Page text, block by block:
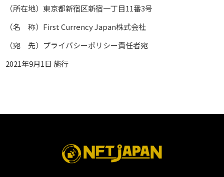
（所在地）東京都新宿区新宿一丁目11番3号
（名 称）First Currency Japan株式会社
（宛 先）プライバシーポリシー責任者宛
2021年9月1日 施行